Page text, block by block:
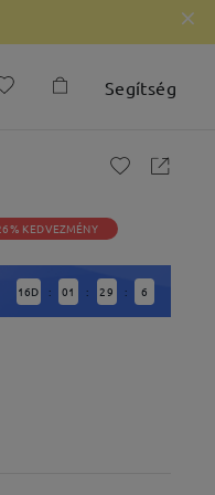
Segítség
KEDVEZMÉNY
16D : 01 : 29 : 5